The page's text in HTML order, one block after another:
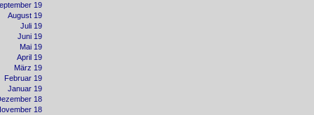
19
August 19
Juli 19
Juni 19
Mai 19
April 19
März 19
Februar 19
Januar 19
18
18